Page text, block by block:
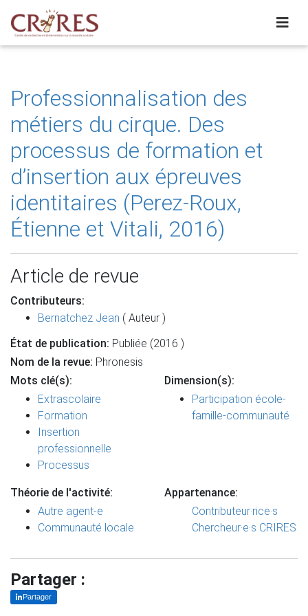
Professionnalisation des
métiers du cirque. Des
processus de formation et
d’insertion aux épreuves
identitaires (Perez-Roux,
Étienne et Vitali, 2016)
Article de revue
Contributeurs:
Bernatchez Jean ( Auteur )
État de publication: Publiée (2016 )
Nom de la revue: Phronesis
Mots clé(s):
Extrascolaire
Formation
Insertion
professionnelle
Processus
Dimension(s):
Participation école-
famille-communauté
Théorie de l'activité:
Autre agent-e
Communauté locale
Appartenance:
Contributeur·rice·s
Chercheur·e·s CRIRES
Partager :
Partager